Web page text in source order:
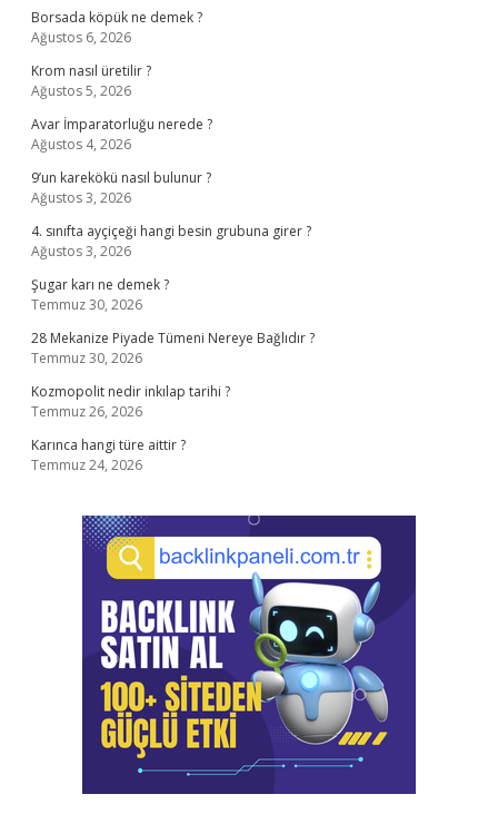
Borsada köpük ne demek ?
Ağustos 6, 2026
Krom nasıl üretilir ?
Ağustos 5, 2026
Avar İmparatorluğu nerede ?
Ağustos 4, 2026
9’un karekökü nasıl bulunur ?
Ağustos 3, 2026
4. sınıfta ayçiçeği hangi besin grubuna girer ?
Ağustos 3, 2026
Şugar karı ne demek ?
Temmuz 30, 2026
28 Mekanize Piyade Tümeni Nereye Bağlıdır ?
Temmuz 30, 2026
Kozmopolit nedir inkılap tarihi ?
Temmuz 26, 2026
Karınca hangi türe aittir ?
Temmuz 24, 2026